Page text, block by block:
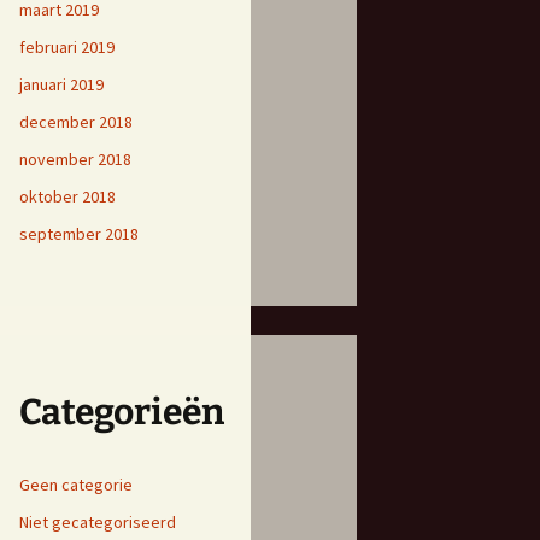
maart 2019
februari 2019
januari 2019
december 2018
november 2018
oktober 2018
september 2018
Categorieën
Geen categorie
Niet gecategoriseerd